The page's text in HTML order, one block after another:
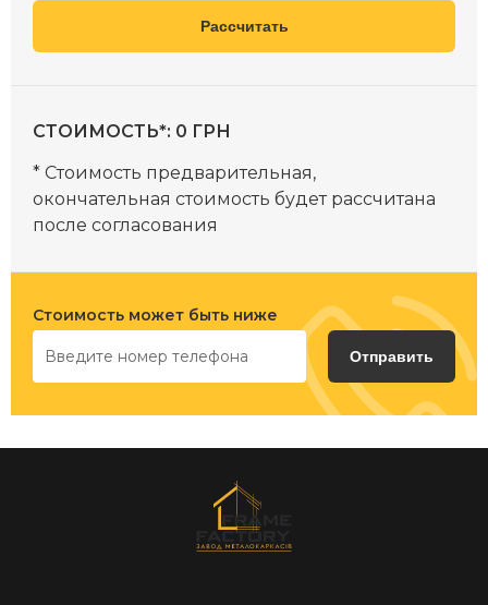
Рассчитать
СТОИМОСТЬ*: 0 ГРН
* Стоимость предварительная,
окончательная стоимость будет рассчитана
после согласования
Стоимость может быть ниже
Отправить